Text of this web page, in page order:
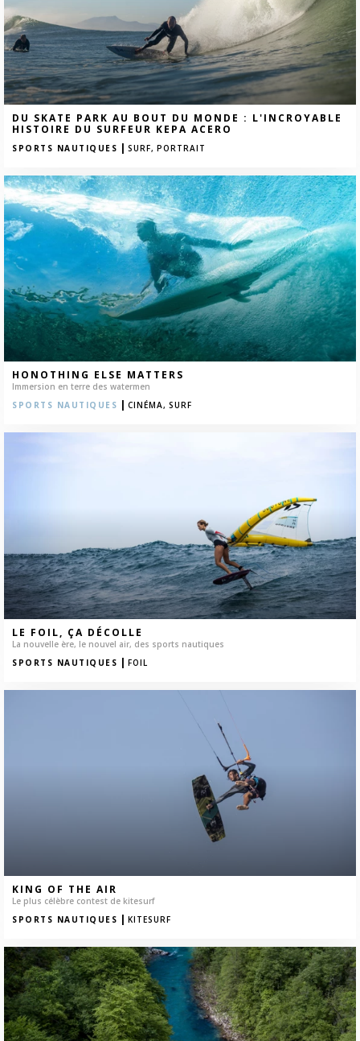
DU SKATE PARK AU BOUT DU MONDE : L'INCROYABLE
HISTOIRE DU SURFEUR KEPA ACERO
SPORTS NAUTIQUES | SURF, PORTRAIT
HONOTHING ELSE MATTERS
Immersion en terre des watermen
SPORTS NAUTIQUES | CINÉMA, SURF
LE FOIL, ÇA DÉCOLLE
La nouvelle ère, le nouvel air, des sports nautiques
SPORTS NAUTIQUES | FOIL
KING OF THE AIR
Le plus célèbre contest de kitesurf
SPORTS NAUTIQUES
KITESURF